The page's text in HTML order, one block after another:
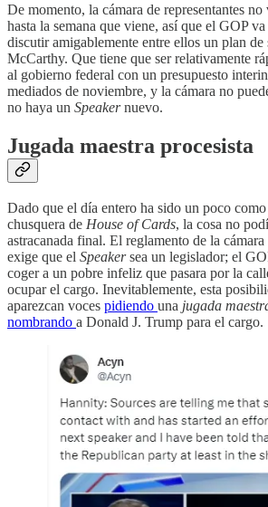
De momento, la cámara de representantes
hasta la semana que viene, así que el GOP
discutir amigablemente entre ellos un plan de
McCarthy. Que tiene que ser relativamente
al gobierno federal con un presupuesto
mediados de noviembre, y la cámara no
no haya un Speakernuevo.
Jugada maestra procesista
Dado que el día entero ha sido un poco
chusquera de House of Cards, la cosa no
astracanada final. El reglamento de la cámara
exige que el Speakersea un legislador; el
coger a un pobre infeliz que pasara por la
ocupar el cargo. Inevitablemente, esta
aparezcan voces pidiendo una jugada
nombrando a Donald J. Trump para el cargo.